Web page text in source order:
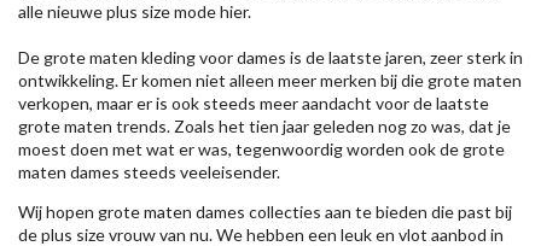
alle nieuweplus size modehier.
De grote maten kleding voor dames is de laatste jaren, zeer sterk in
ontwikkeling. Er komen niet alleen meer merken bij die grote maten
verkopen, maar er is ook steeds meer aandacht voor de laatste
grote maten trends. Zoals het tien jaar geleden nog zo was, dat je
moest doen met wat er was, tegenwoordig worden ook de grote
maten dames steeds veeleisender.
Wij hopen grote maten dames collecties aan te bieden die past bij
de plus size vrouw van nu. We hebben een leuk en vlot aanbod in